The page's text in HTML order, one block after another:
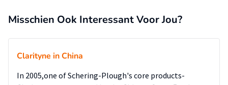
Misschien Ook Interessant Voor Jou?
Clarityne in China
In 2005,one of Schering-Plough's core products-